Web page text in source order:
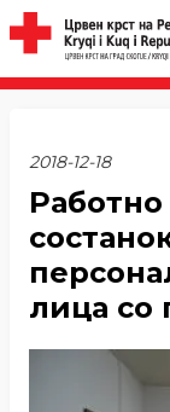
2018-12-18
лица со